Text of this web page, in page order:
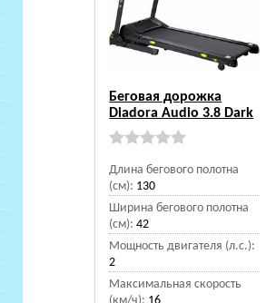
Беговая дорожка
Diadora Audio 3.8 Dark
Длина бегового полотна
(см): 130
Ширина бегового полотна
(см): 42
Мощность двигателя (л.с.):
2
Максимальная скорость